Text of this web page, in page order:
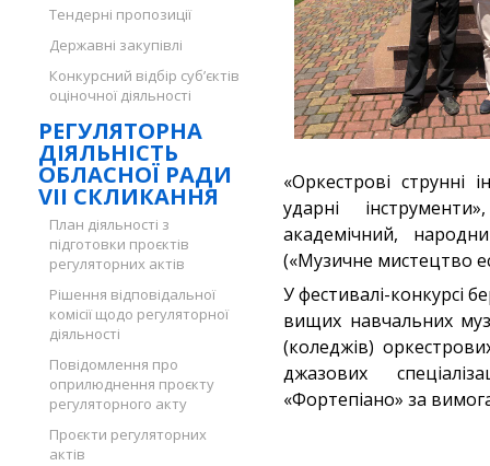
Тендерні пропозиції
Державні закупівлі
Конкурсний відбір суб’єктів
оціночної діяльності
РЕГУЛЯТОРНА
ДІЯЛЬНІСТЬ
ОБЛАСНОЇ РАДИ
VII СКЛИКАННЯ
План діяльності з
підготовки проєктів
регуляторних актів
Рішення відповідальної
комісії щодо регуляторної
діяльності
Повідомлення про
оприлюднення проєкту
регуляторного акту
Проєкти регуляторних
актів
«Оркестрові струнні
ударні
академічний,
(«Музичне мистецтво
У фестивалі-конкурсі
вищих навчальних
(коледжів)
джазових
«Фортепіано» за